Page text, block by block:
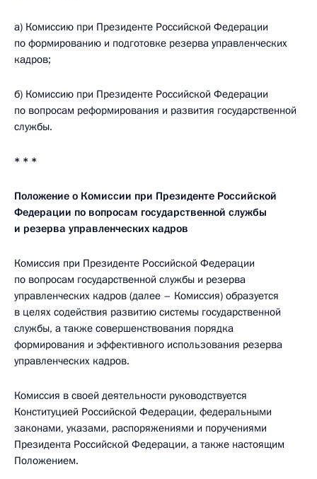
а) Комиссию при Президенте Российской Федерации
по формированию и подготовке резерва управленческих
кадров;
б) Комиссию при Президенте Российской Федерации
по вопросам реформирования и развития государственной
службы.
* * *
Положение о Комиссии при Президенте Российской
Федерации по вопросам государственной службы
и резерва управленческих кадров
Комиссия при Президенте Российской Федерации
по вопросам государственной службы и резерва
управленческих кадров (далее – Комиссия) образуется
в целях содействия развитию системы государственной
службы, а также совершенствования порядка
формирования и эффективного использования резерва
управленческих кадров.
Комиссия в своей деятельности руководствуется
Конституцией Российской Федерации, федеральными
законами, указами, распоряжениями и поручениями
Президента Российской Федерации, а также настоящим
Положением.